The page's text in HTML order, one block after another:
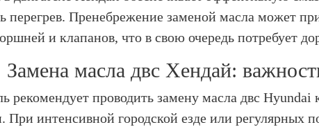
перегрев. Пренебрежение заменой масла может
и клапанов, что в свою очередь потребует
Замена масла двс Хендай:
рекомендует проводить замену масла двс
При интенсивной городской езде или регулярных